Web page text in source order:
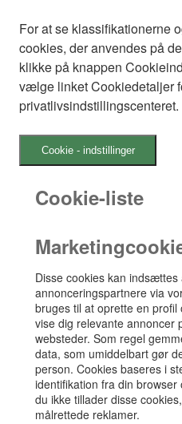
For at se klassifikationerne
cookies, der anvendes på
klikke på knappen
vælge linket Cookiedetaljer
privatlivsindstillingscenteret.
Cookie - indstillinger
Cookie-liste
Disse cookies kan
annonceringspartnere via
bruges til at oprette en
vise dig relevante annoncer
websteder. Som regel
data, som umiddelbart gør
person. Cookies baseres i
identifikation fra din
du ikke tillader disse
målrettede reklamer.